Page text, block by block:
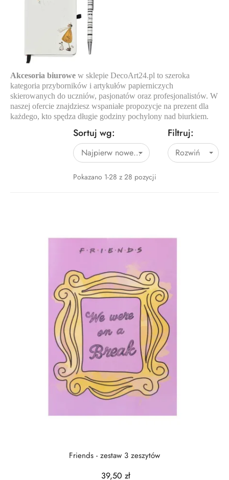
Akcesoria biurowe w sklepie DecoArt24.pl to szeroka
kategoria przyborników i artykułów papierniczych
skierowanych do uczniów, pasjonatów oraz profesjonalistów. W
naszej ofercie znajdziesz wspaniałe propozycje na prezent dla
każdego, kto spędza długie godziny pochylony nad biurkiem.
Sortuj wg:
Najpierw nowe produkty

Pokazano 1-28 z 28 pozycji
Filtruj:
Rozwiń
Friends - zestaw 3 zeszytów
39,50 zł